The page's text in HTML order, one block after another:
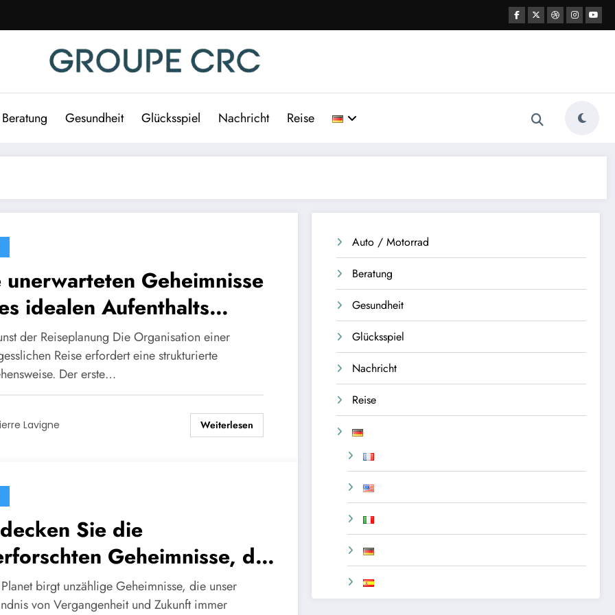
Beratung Gesundheit Glücksspiel Nachricht Reise
unerwarteten Geheimnisse
idealen Aufenthalts
der Reiseplanung Die Organisation einer
Reise erfordert eine strukturierte
Der erste…
Lavigne Weiterlesen
Sie die
Geheimnisse, die
Sicht auf die Welt
birgt unzählige Geheimnisse, die unser
von Vergangenheit und Zukunft immer
Auto / Motorrad
Beratung
Gesundheit
Glücksspiel
Nachricht
Reise